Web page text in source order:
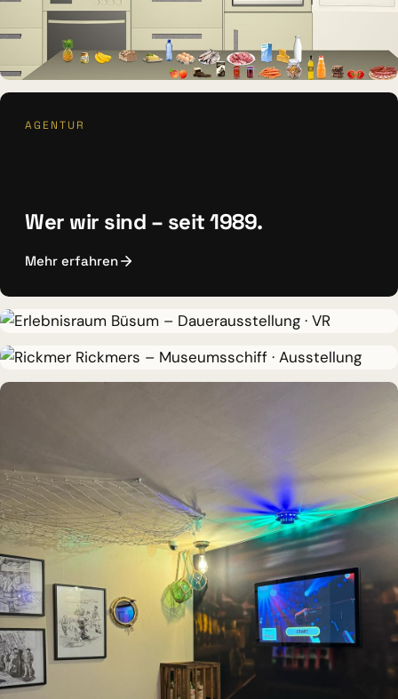
Virtuelle Küche
AGENTUR
Wer wir sind – seit 1989.
Mehr erfahren
DAUERAUSSTELLUNG · VR
Erlebnisraum Büsum